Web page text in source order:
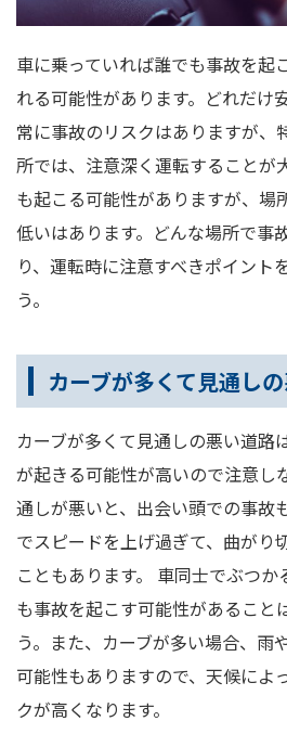
車に乗っていれば誰でも事故を起
れる可能性があります。どれだけ
常に事故のリスクはありますが、
所では、注意深く運転することが
も起こる可能性がありますが、場
低いはあります。どんな場所で事
り、運転時に注意すべきポイント
う。
カーブが多くて見通し
カーブが多くて見通しの悪い道路
が起きる可能性が高いので注意し
通しが悪いと、出会い頭での事故
でスピードを上げ過ぎて、曲がり
こともあります。 車同士でぶつ
も事故を起こす可能性があること
う。また、カーブが多い場合、雨
可能性もありますので、天候によ
クが高くなります。